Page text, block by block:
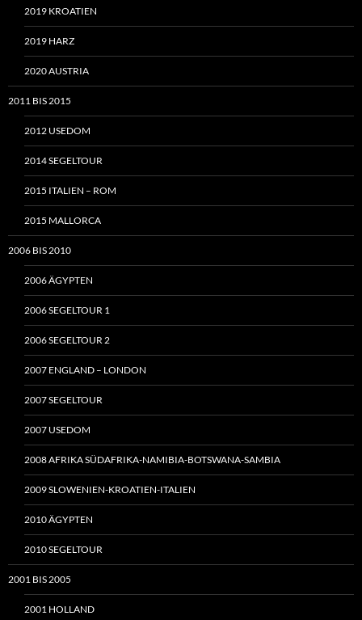
2019 KROATIEN
2019 HARZ
2020 AUSTRIA
2011 BIS 2015
2012 USEDOM
2014 SEGELTOUR
2015 ITALIEN – ROM
2015 MALLORCA
2006 BIS 2010
2006 ÄGYPTEN
2006 SEGELTOUR 1
2006 SEGELTOUR 2
2007 ENGLAND – LONDON
2007 SEGELTOUR
2007 USEDOM
2008 AFRIKA SÜDAFRIKA-NAMIBIA-BOTSWANA-SAMBIA
2009 SLOWENIEN-KROATIEN-ITALIEN
2010 ÄGYPTEN
2010 SEGELTOUR
2001 BIS 2005
2001 HOLLAND